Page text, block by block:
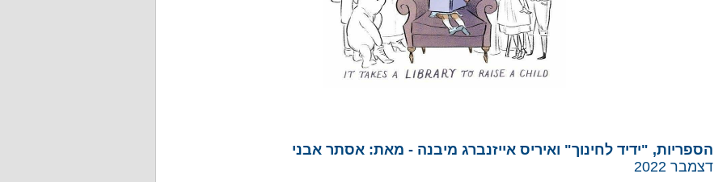
הספריות, "ידיד לחינוך" ואיריס אייזנברג מיבנה - מאת: אסתר אבני
דצמבר 2022